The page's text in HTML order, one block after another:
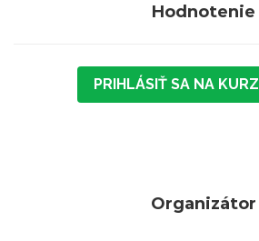
Hodnotenie
PRIHLÁSIŤ SA NA KURZ
Organizátor